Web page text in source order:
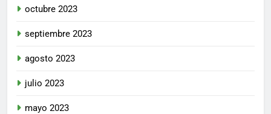
octubre 2023
septiembre 2023
agosto 2023
julio 2023
mayo 2023